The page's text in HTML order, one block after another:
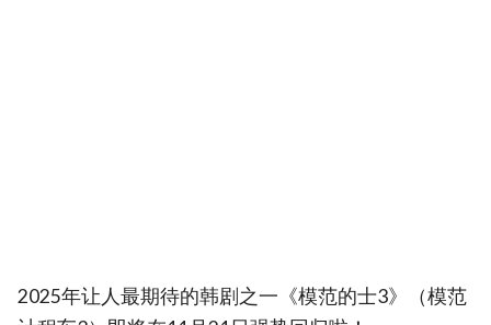
2025年让人最期待的韩剧之一《模范的士3》（模范